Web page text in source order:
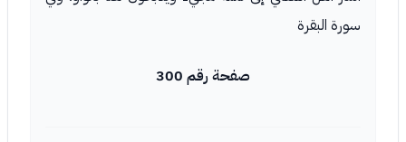
سورة البقرة
صفحة رقم 300